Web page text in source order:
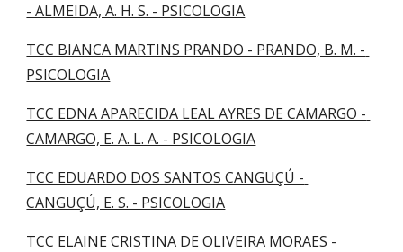
- ALMEIDA, A. H. S. - PSICOLOGIA
TCC BIANCA MARTINS PRANDO - PRANDO, B. M. -
PSICOLOGIA
TCC EDNA APARECIDA LEAL AYRES DE CAMARGO -
CAMARGO, E. A. L. A. - PSICOLOGIA
TCC EDUARDO DOS SANTOS CANGUÇÚ -
CANGUÇÚ, E. S. - PSICOLOGIA
TCC ELAINE CRISTINA DE OLIVEIRA MORAES -